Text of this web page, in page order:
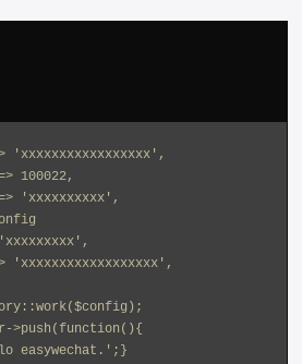
100022,
'xxxxxxxxxx',
easywechat.';}